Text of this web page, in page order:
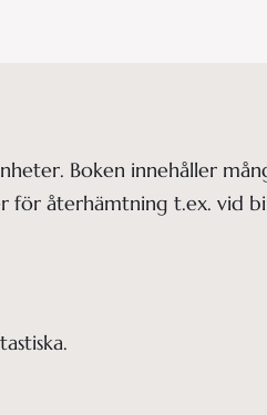
Boken innehåller
för återhämtning t.ex. vid